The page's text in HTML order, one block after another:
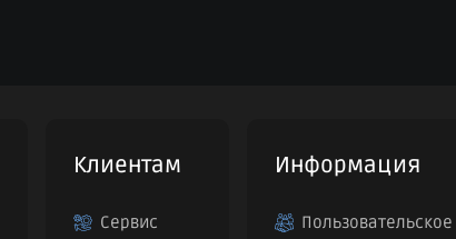
Клиентам
Сервис
Информация
Пользовательское